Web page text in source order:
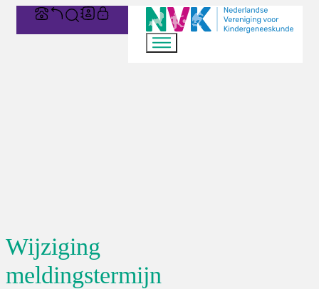
Wijziging
meldingstermijn